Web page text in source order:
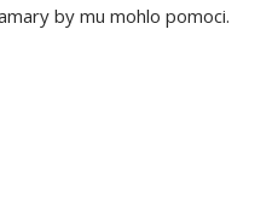
by mu mohlo pomoci.